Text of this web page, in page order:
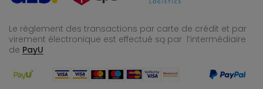
Le règlement des transactions par carte de crédit et par
virement électronique est effectué są par l’intermédiaire
de PayU